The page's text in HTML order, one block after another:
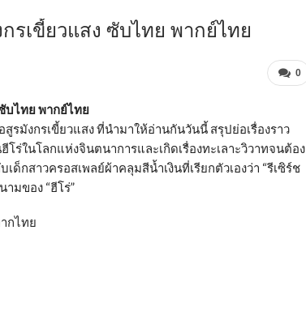
รเขี้ยวแสง ซับไทย พากย์ไทย
0
บไทย พากย์ไทย
รมังกรเขี้ยวแสง ที่นำมาให้อ่านกันวันนี้ สรุปย่อเรื่องราว
ร่ในโลกแห่งจินตนาการและเกิดเรื่องทะเลาะวิวาทจนต้อง
ด็กสาวครอสเพลย์ผ้าคลุมสีน้ำเงินที่เรียกตัวเองว่า “รีเซิร์ช
มของ “ฮีโร่”